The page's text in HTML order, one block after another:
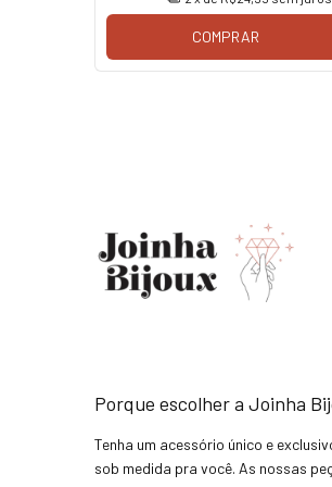
COMPRAR
Porque escolher a Joinha
Tenha um acessório único e
sob medida pra você. As nossas